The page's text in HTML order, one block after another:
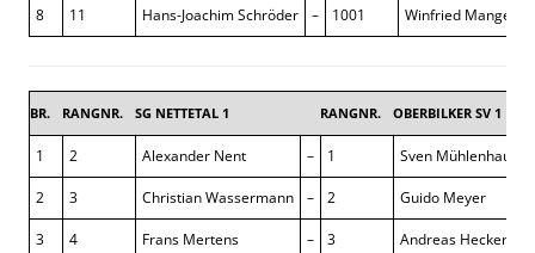
8 11 Hans-Joachim Schröder – 1001 Winfried Mangels
BR. RANGNR. SG NETTETAL 1 RANGNR. OBERBILKER SV 1
1 2 Alexander Nent – 1 Sven Mühlenhaus
2 3 Christian Wassermann – 2 Guido Meyer
3 4 Frans Mertens – 3 Andreas Hecker